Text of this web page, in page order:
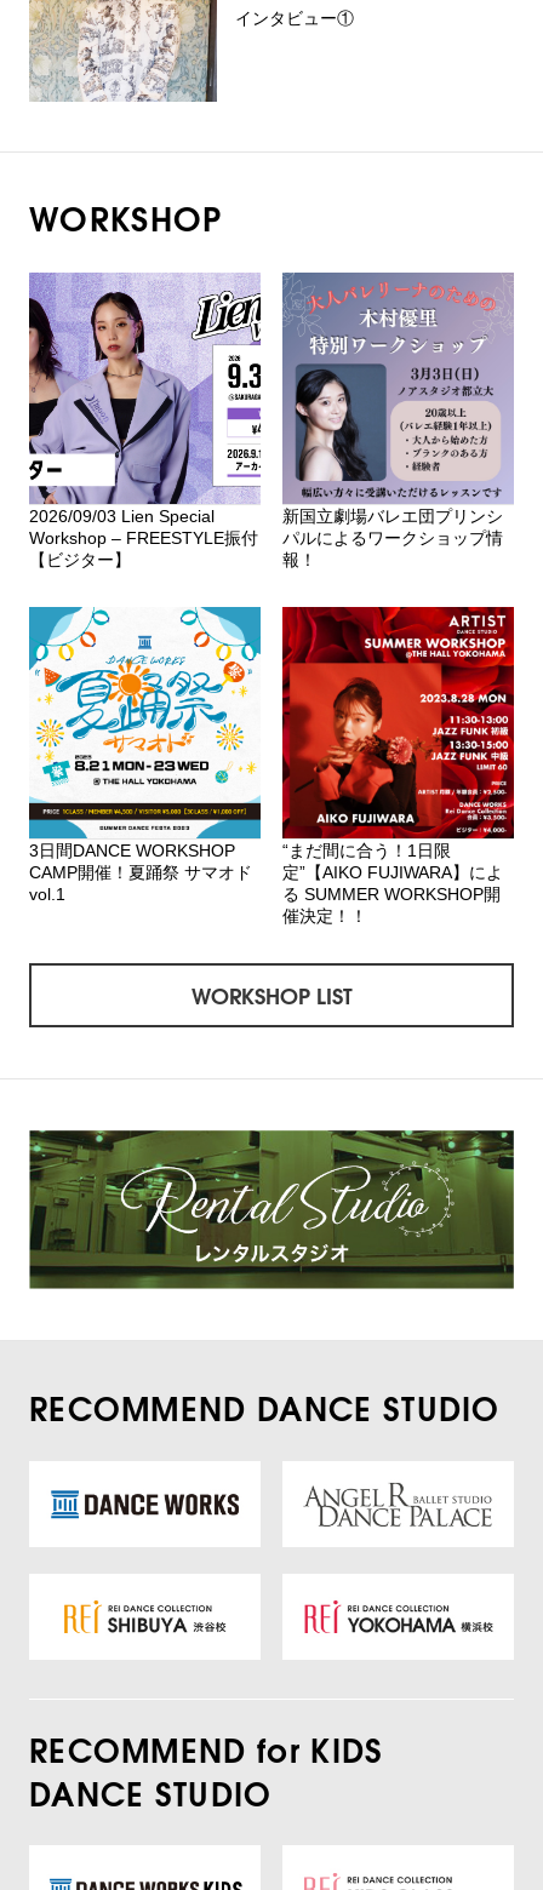
インタビュー①
WORKSHOP
2026/09/03 Lien Special
Workshop – FREESTYLE振付
【ビジター】
新国立劇場バレエ団プリンシ
パルによるワークショップ情
報！
3日間DANCE WORKSHOP
CAMP開催！夏踊祭 サマオド
vol.1
“まだ間に合う！1日限
定”【AIKO FUJIWARA】によ
る SUMMER WORKSHOP開
催決定！！
WORKSHOP LIST
RECOMMEND DANCE STUDIO
RECOMMEND for KIDS
DANCE STUDIO